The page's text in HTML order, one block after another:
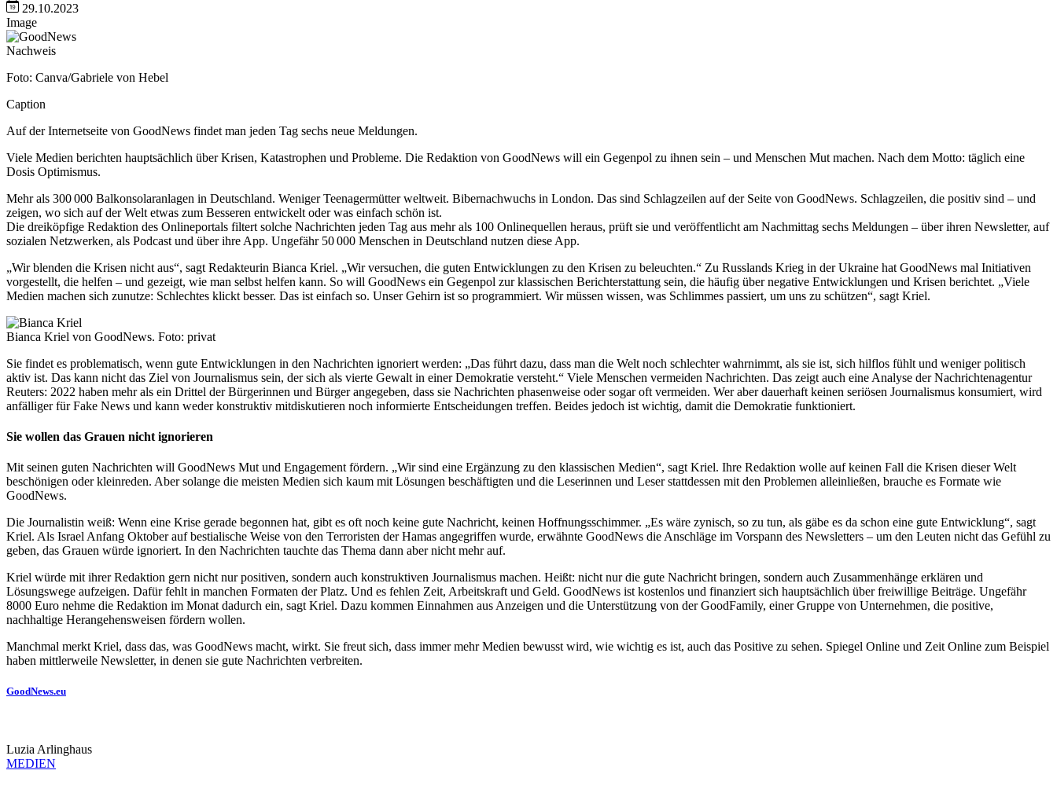
29.10.2023
Image
Nachweis
Foto: Canva/Gabriele von Hebel
Caption
Auf der Internetseite von GoodNews findet man jeden Tag sechs neue Meldungen.
Viele Medien berichten hauptsächlich über Krisen, Katastrophen und Probleme. Die Redaktion von GoodNews will ein Gegenpol zu ihnen sein – und Menschen Mut machen. Nach dem Motto: täglich eine
Dosis Optimismus.
Mehr als 300 000 Balkonsolaranlagen in Deutschland. Weniger Teenagermütter weltweit. Bibernachwuchs in London. Das sind Schlagzeilen auf der Seite von GoodNews. Schlagzeilen, die positiv sind – und
zeigen, wo sich auf der Welt etwas zum Besseren entwickelt oder was einfach schön ist.
Die dreiköpfige Redaktion des Onlineportals filtert solche Nachrichten jeden Tag aus mehr als 100 Onlinequellen heraus, prüft sie und veröffentlicht am Nachmittag sechs Meldungen – über ihren Newsletter, auf
sozialen Netzwerken, als Podcast und über ihre App. Ungefähr 50 000 Menschen in Deutschland nutzen diese App.
„Wir blenden die Krisen nicht aus“, sagt Redakteurin Bianca Kriel. „Wir versuchen, die guten Entwicklungen zu den Krisen zu beleuchten.“ Zu Russlands Krieg in der Ukraine hat GoodNews mal Initiativen
vorgestellt, die helfen – und gezeigt, wie man selbst helfen kann. So will GoodNews ein Gegenpol zur klassischen Berichterstattung sein, die häufig über negative Entwicklungen und Krisen berichtet. „Viele
Medien machen sich zunutze: Schlechtes klickt besser. Das ist einfach so. Unser Gehirn ist so programmiert. Wir müssen wissen, was Schlimmes passiert, um uns zu schützen“, sagt Kriel.
Bianca Kriel von GoodNews. Foto: privat
Sie findet es problematisch, wenn gute Entwicklungen in den Nachrichten ignoriert werden: „Das führt dazu, dass man die Welt noch schlechter wahrnimmt, als sie ist, sich hilflos fühlt und weniger politisch
aktiv ist. Das kann nicht das Ziel von Journalismus sein, der sich als vierte Gewalt in einer Demokratie versteht.“ Viele Menschen vermeiden Nachrichten. Das zeigt auch eine Analyse der Nachrichtenagentur
Reuters: 2022 haben mehr als ein Drittel der Bürgerinnen und Bürger angegeben, dass sie Nachrichten phasenweise oder sogar oft vermeiden. Wer aber dauerhaft keinen seriösen Journalismus konsumiert, wird
anfälliger für Fake News und kann weder konstruktiv mitdiskutieren noch informierte Entscheidungen treffen. Beides jedoch ist wichtig, damit die Demokratie funktioniert.
Sie wollen das Grauen nicht ignorieren
Mit seinen guten Nachrichten will GoodNews Mut und Engagement fördern. „Wir sind eine Ergänzung zu den klassischen Medien“, sagt Kriel. Ihre Redaktion wolle auf keinen Fall die Krisen dieser Welt
beschönigen oder kleinreden. Aber solange die meisten Medien sich kaum mit Lösungen beschäftigten und die Leserinnen und Leser stattdessen mit den Problemen alleinließen, brauche es Formate wie
GoodNews.
Die Journalistin weiß: Wenn eine Krise gerade begonnen hat, gibt es oft noch keine gute Nachricht, keinen Hoffnungsschimmer. „Es wäre zynisch, so zu tun, als gäbe es da schon eine gute Entwicklung“, sagt
Kriel. Als Israel Anfang Oktober auf bestialische Weise von den Terroristen der Hamas angegriffen wurde, erwähnte GoodNews die Anschläge im Vorspann des Newsletters – um den Leuten nicht das Gefühl zu
geben, das Grauen würde ignoriert. In den Nachrichten tauchte das Thema dann aber nicht mehr auf.
Kriel würde mit ihrer Redaktion gern nicht nur positiven, sondern auch konstruktiven Journalismus machen. Heißt: nicht nur die gute Nachricht bringen, sondern auch Zusammenhänge erklären und
Lösungswege aufzeigen. Dafür fehlt in manchen Formaten der Platz. Und es fehlen Zeit, Arbeitskraft und Geld. GoodNews ist kostenlos und finanziert sich hauptsächlich über freiwillige Beiträge. Ungefähr
8000 Euro nehme die Redaktion im Monat dadurch ein, sagt Kriel. Dazu kommen Einnahmen aus Anzeigen und die Unterstützung von der GoodFamily, einer Gruppe von Unternehmen, die positive,
nachhaltige Herangehensweisen fördern wollen.
Manchmal merkt Kriel, dass das, was GoodNews macht, wirkt. Sie freut sich, dass immer mehr Medien bewusst wird, wie wichtig es ist, auch das Positive zu sehen. Spiegel Online und Zeit Online zum Beispiel
haben mittlerweile Newsletter, in denen sie gute Nachrichten verbreiten.
GoodNews.eu
Luzia Arlinghaus
MEDIEN